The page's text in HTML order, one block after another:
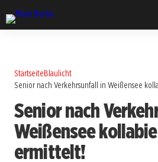
StartseiteBlaulicht
Senior nach Verkehrsunfall in Weißensee
Senior nach
Weißensee
ermittelt!